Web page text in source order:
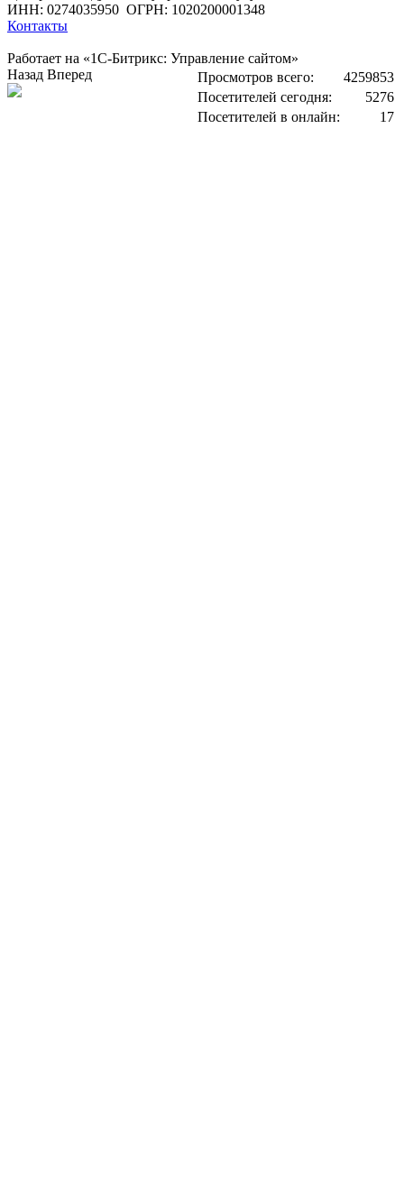
ИНН: 0274035950 ОГРН: 1020200001348
Контакты
Работает на «1С-Битрикс: Управление сайтом»
Просмотров всего:
4259853
Посетителей сегодня:
5276
Посетителей в онлайн:
17
Назад Вперед